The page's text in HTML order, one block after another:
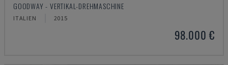
GOODWAY - VERTIKAL-DREHMASCHINE
ITALIEN 2015
98.000 €